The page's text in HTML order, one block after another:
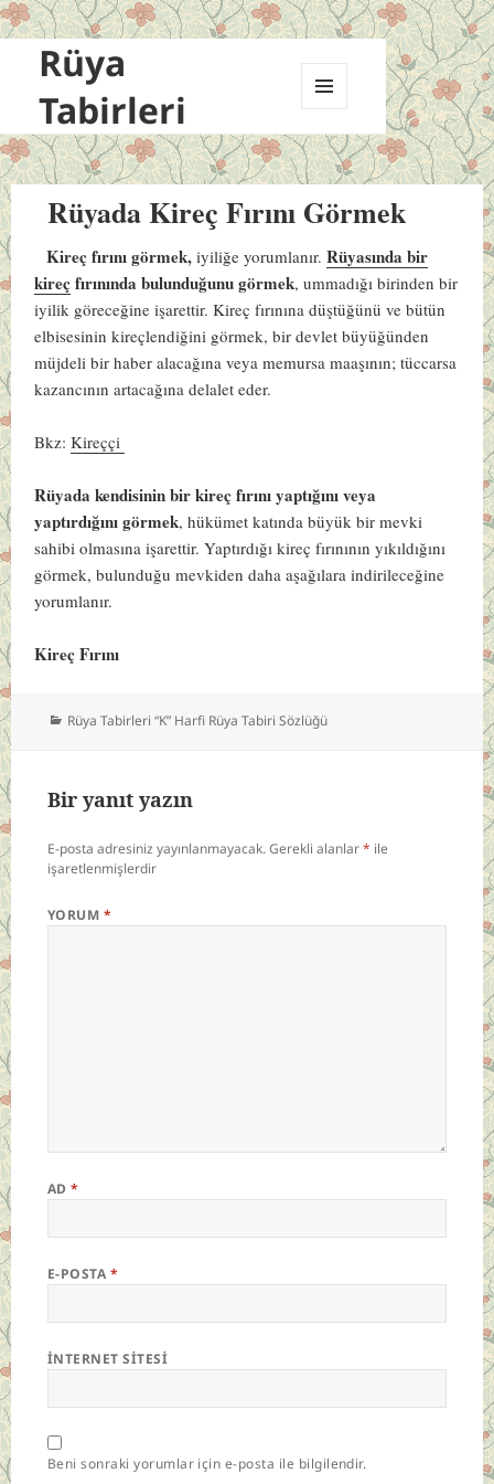
Rüya
Tabirleri
VE
BILEŞENLER
Rüyada Kireç Fırını Görmek
Kireç fırını görmek,iyiliğe yorumlanır.Rüyasında bir
kireçfırınında bulunduğunu görmek, ummadığı birinden bir
iyilik göreceğine işarettir. Kireç fırınına düştüğünü ve bütün
elbisesinin kireçlendiğini görmek, bir devlet büyüğünden
müjdeli bir haber alacağına veya memursa maaşının; tüccarsa
kazancının artacağına delalet eder.
Bkz:Kireççi
Rüyada kendisinin bir kireç fırını yaptığını veya
yaptırdığını görmek, hükümet katında büyük bir mevki
sahibi olmasına işarettir. Yaptırdığı kireç fırınının yıkıldığını
görmek, bulunduğu mevkiden daha aşağılara indirileceğine
yorumlanır.
Kireç Fırını
Kategoriler
Rüya Tabirleri “K” Harfi Rüya Tabiri Sözlüğü
Bir yanıt yazın
E-posta adresiniz yayınlanmayacak.Gerekli alanlar* ile
işaretlenmişlerdir
YORUM *
AD*
E-POSTA *
İNTERNET SITESI
Beni sonraki yorumlar için e-posta ile bilgilendir.